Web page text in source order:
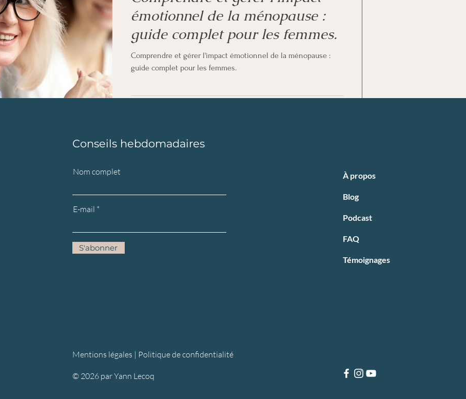
émotionnel de la ménopause :
guide complet pour les femmes.
Comprendre et gérer l'impact émotionnel de la ménopause :
guide complet pour les femmes.
Conseils hebdomadaires
Nom complet
E-mail
S'abonner
Mentions légales | Politique de confidentialité
© 2026 par Yann Lecoq
À propos
Blog
Podcast
FAQ
Témoignages